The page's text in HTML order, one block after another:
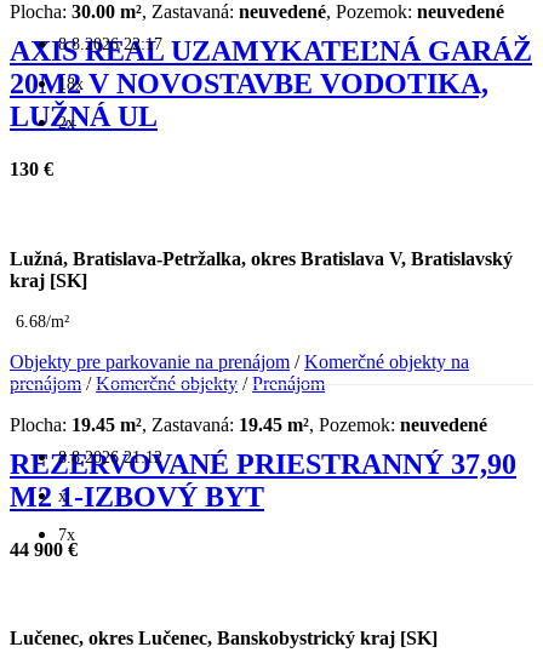
Plocha: 30.00 m², Zastavaná: neuvedené, Pozemok: neuvedené
8.8.2026 22:17
18x
2x
AXIS REAL UZAMYKATEĽNÁ GARÁŽ
20M2 V NOVOSTAVBE VODOTIKA,
LUŽNÁ UL
130 €
Lužná, Bratislava-Petržalka, okres Bratislava V, Bratislavský
kraj [SK]
6.68/m²
Objekty pre parkovanie na prenájom /Komerčné objekty na
prenájom /Komerčné objekty /Prenájom
Plocha: 19.45 m², Zastavaná: 19.45 m², Pozemok: neuvedené
8.8.2026 21:12
x
7x
REZERVOVANÉ PRIESTRANNÝ 37,90
M2 1-IZBOVÝ BYT
44 900 €
Lučenec, okres Lučenec, Banskobystrický kraj [SK]